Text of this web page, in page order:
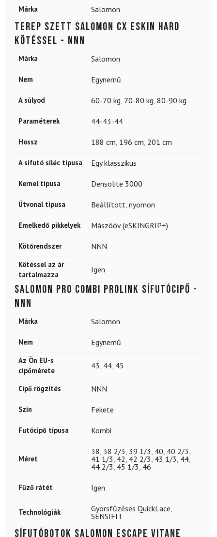
Márka Salomon
Terep szett SALOMON CX eSKIN Hard
kötéssel - NNN
Márka Salomon
Nem Egynemű
A súlyod 60-70 kg 70-80 kg 80-90 kg
Paraméterek 44-43-44
Hossz 188 cm 196 cm 201 cm
A sífutó síléc típusa Egy klasszikus
Kernel típusa Densolite 3000
Útvonal típusa Beállított nyomon
Emelkedő pikkelyek Mászóöv (eSKINGRIP+)
Kötőrendszer NNN
Kötéssel az ár
tartalmazza
Igen
SALOMON Pro Combi Prolink sífutócipő -
NNN
Márka Salomon
Nem Egynemű
Az Ön EU-s
cipőmérete
43 44 45
Cipő rögzítés NNN
Szín Fekete
Futócipő típusa Kombi
Méret
38 38 2/3 39 1/3 40 40 2/3
41 1/3 42 42 2/3 43 1/3 44
44 2/3 45 1/3 46
Fűző rátét Igen
Technológiák Gyorsfűzéses QuickLace
SENSIFIT
Sífutóbotok SALOMON Escape Vitane